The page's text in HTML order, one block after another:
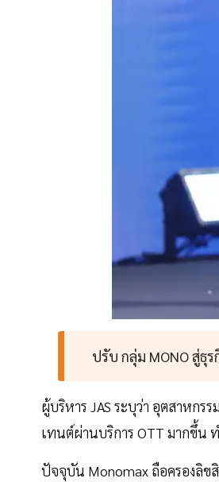
ปรับ กลุ่ม MONO สู่ธุร
ผู้บริหาร JAS ระบุว่า อุตสาหก
เทนต์ผ่านบริการ OTT มากขึ้น
ปัจจุบัน Monomax ถือครองลิขสิ